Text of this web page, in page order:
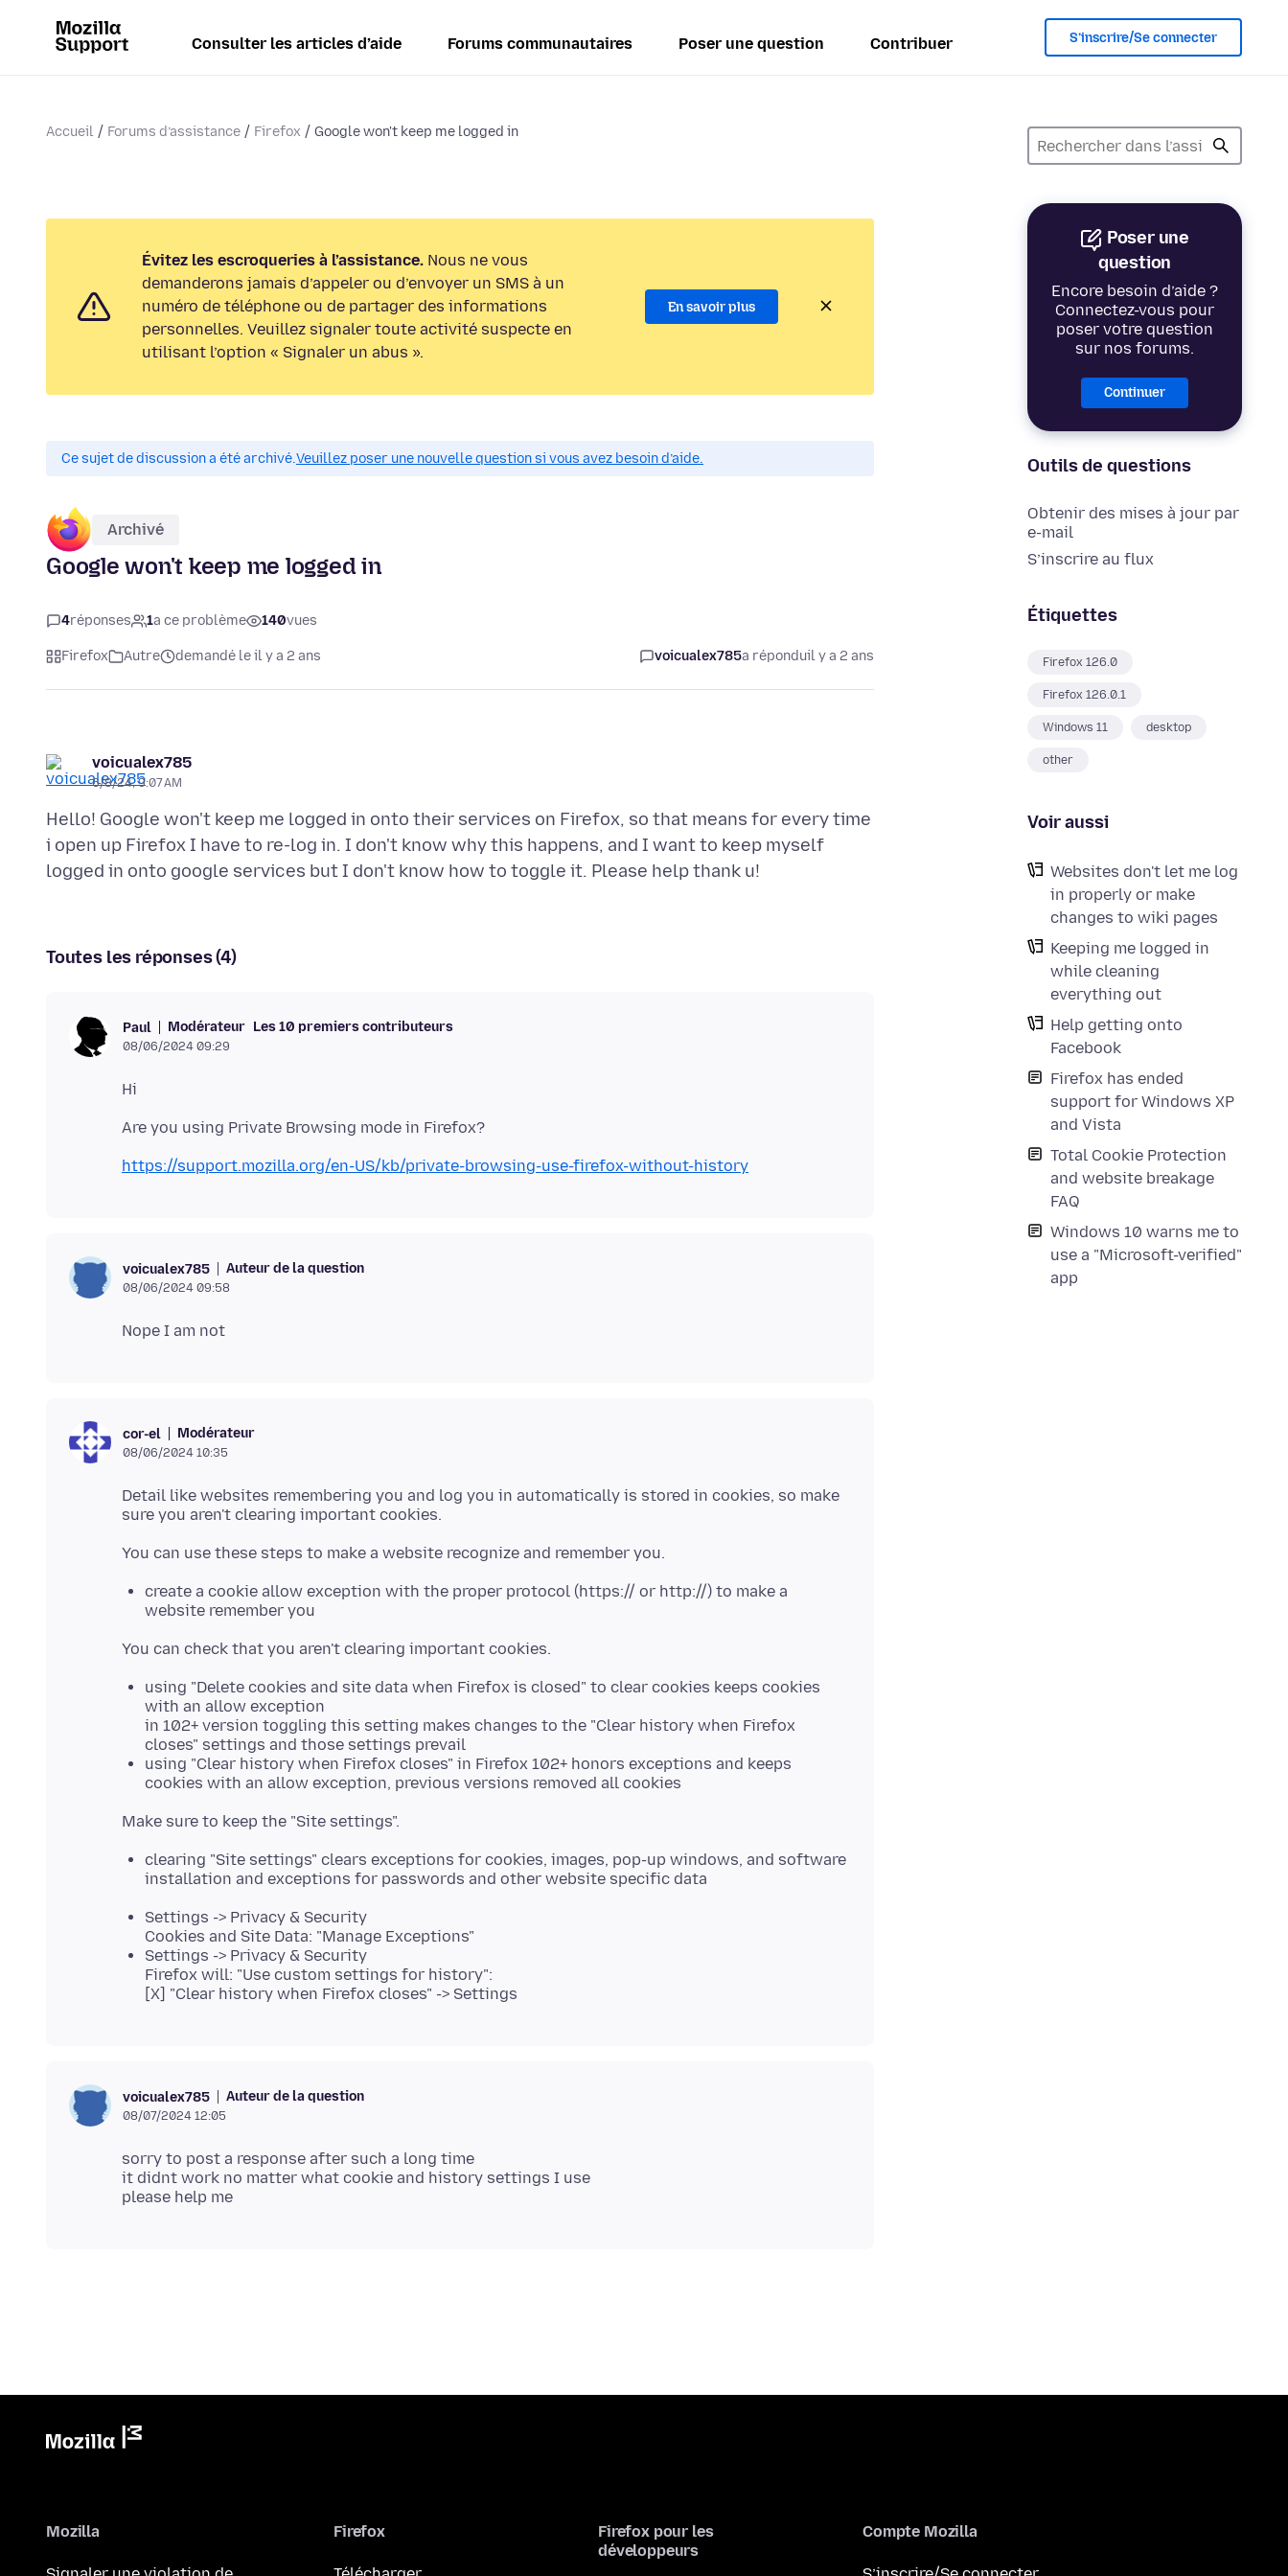
Consulter les articles d’aide Forums communautaires Poser une question Contribuer S’inscrire/Se connecter
Accueil Forums d’assistance Firefox Google won't keep me logged in
Poser une
question
Encore besoin d’aide ?
Connectez-vous pour
poser votre question
sur nos forums.
Continuer
Outils de questions
Obtenir des mises à jour par
e-mail
S’inscrire au flux
Étiquettes
Firefox 126.0
Firefox 126.0.1
Windows 11 desktop
other
Voir aussi
Websites don't let me log
in properly or make
changes to wiki pages
Keeping me logged in
while cleaning
everything out
Help getting onto
Facebook
Firefox has ended
support for Windows XP
and Vista
Total Cookie Protection
and website breakage
FAQ
Windows 10 warns me to
use a "Microsoft-verified"
app
Évitez les escroqueries à l’assistance. Nous ne vous
demanderons jamais d’appeler ou d’envoyer un SMS à un
numéro de téléphone ou de partager des informations
personnelles. Veuillez signaler toute activité suspecte en
utilisant l’option « Signaler un abus ».
En savoir plus
Ce sujet de discussion a été archivé.Veuillez poser une nouvelle question si vous avez besoin d’aide.
Archivé
Google won't keep me logged in
4réponses 1a ce problème 140vues
Firefox Autre demandé le il y a 2 ans voicualex785a réponduil y a 2 ans
voicualex785
6/8/24, 9:07 AM
Hello! Google won't keep me logged in onto their services on Firefox, so that means for every time
i open up Firefox I have to re-log in. I don't know why this happens, and I want to keep myself
Toutes les réponses (4)
Paul Modérateur Les 10 premiers contributeurs
08/06/2024 09:29
https://support.mozilla.org/en-US/kb/private-browsing-use-firefox-without-history
voicualex785 Auteur de la question
08/06/2024 09:58
cor-el Modérateur
08/06/2024 10:35
Detail like websites remembering you and log you in automatically is stored in cookies, so make
create a cookie allow exception with the proper protocol (https:// or http://) to make a
website remember you
using "Delete cookies and site data when Firefox is closed" to clear cookies keeps cookies
with an allow exception
in 102+ version toggling this setting makes changes to the "Clear history when Firefox
closes" settings and those settings prevail
using "Clear history when Firefox closes" in Firefox 102+ honors exceptions and keeps
cookies with an allow exception, previous versions removed all cookies
clearing "Site settings" clears exceptions for cookies, images, pop-up windows, and software
installation and exceptions for passwords and other website specific data
Settings -> Privacy & Security
Cookies and Site Data: "Manage Exceptions"
Settings -> Privacy & Security
Firefox will: "Use custom settings for history":
[X] "Clear history when Firefox closes" -> Settings
voicualex785 Auteur de la question
08/07/2024 12:05
sorry to post a response after such a long time
it didnt work no matter what cookie and history settings I use
Mozilla Firefox
Firefox pour les
développeurs
Compte Mozilla